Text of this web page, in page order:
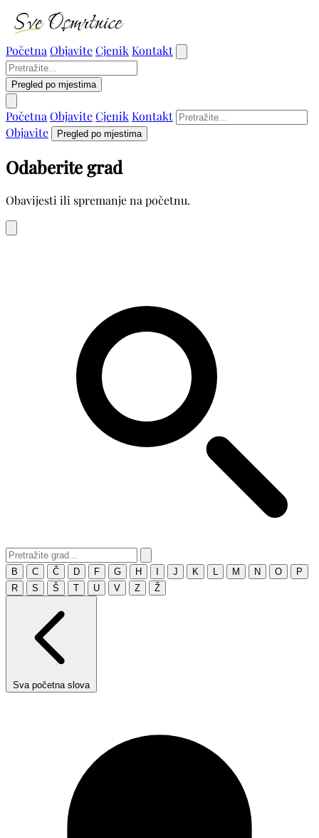
Početna ObjaviteCjenik Kontakt
Pregled po mjestima
Početna ObjaviteCjenik Kontakt
Objavite
Pregled po mjestima
Odaberite grad
Obavijesti ili spremanje na početnu.
B C Č D F G H J K M N O
P
R
S Š T U V Z Ž
Sva početna slova